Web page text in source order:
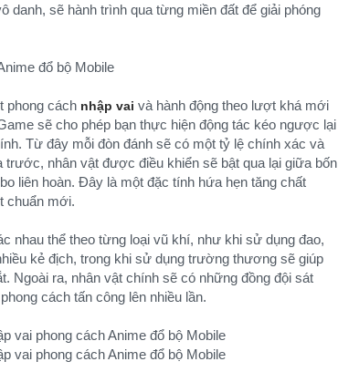
sẽ hành trình qua từng miền đất để giải phóng
phong cách nhập vai và hành động theo lượt khá mới
sẽ cho phép bạn thực hiện động tác kéo ngược lại
Từ đây mỗi đòn đánh sẽ có một tỷ lệ chính xác và
nhân vật được điều khiển sẽ bật qua lại giữa bốn
liên hoàn. Đây là một đặc tính hứa hẹn tăng chất
chuẩn mới.
nhau thể theo từng loại vũ khí, như khi sử dụng đao,
kẻ địch, trong khi sử dụng trường thương sẽ giúp
ra, nhân vật chính sẽ có những đồng đội sát
cách tấn công lên nhiều lần.